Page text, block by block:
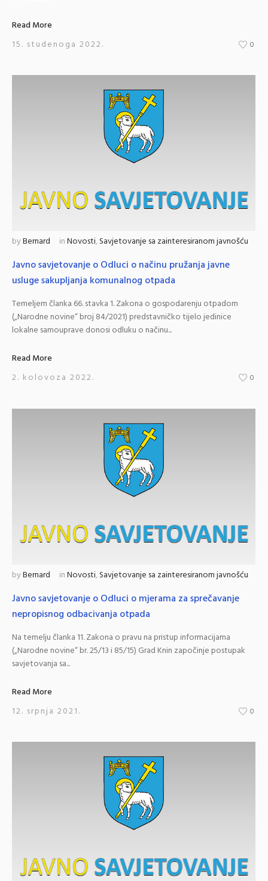
Read More
15. studenoga 2022.
0
byBernard inNovosti,Savjetovanje sa zainteresiranom javnošću
Javno savjetovanje o Odluci o načinu pružanja javne
usluge sakupljanja komunalnog otpada
Temeljem članka 66. stavka 1. Zakona o gospodarenju otpadom
(„Narodne novine“ broj 84/2021) predstavničko tijelo jedinice
lokalne samouprave donosi odluku o načinu...
Read More
2. kolovoza 2022.
0
byBernard inNovosti,Savjetovanje sa zainteresiranom javnošću
Javno savjetovanje o Odluci o mjerama za sprečavanje
nepropisnog odbacivanja otpada
Na temelju članka 11. Zakona o pravu na pristup informacijama
(„Narodne novine“ br. 25/13 i 85/15) Grad Knin započinje postupak
savjetovanja sa...
Read More
12. srpnja 2021.
0